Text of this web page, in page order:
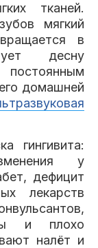
тканей.
мягкий
в
десну
домашней
гингивита:
у
дефицит
лекарств
и плохо
налёт и